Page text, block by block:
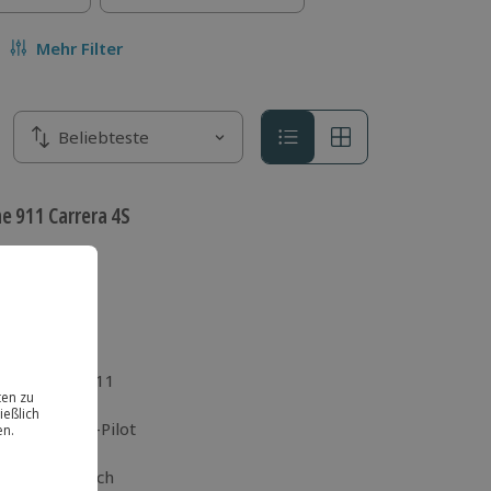
Mehr Filter
Sortieren nach
Sortieren nach
Beliebteste
911 Carrera 4S
Porsche 911
als Co-Pilot
durch